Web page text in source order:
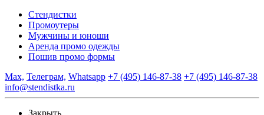
Стендистки
Промоутеры
Мужчины и юноши
Аренда промо одежды
Пошив промо формы
Max, Телеграм, Whatsapp +7 (495) 146-87-38 +7 (495) 146-87-38
info@stendistka.ru
Закрыть